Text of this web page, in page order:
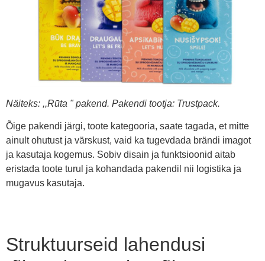
Näiteks: ,,Rūta " pakend. Pakendi tootja: Trustpack.
Õige pakendi järgi, toote kategooria, saate tagada, et mitte
ainult ohutust ja värskust, vaid ka tugevdada brändi imagot
ja kasutaja kogemus. Sobiv disain ja funktsioonid aitab
eristada toote turul ja kohandada pakendil nii logistika ja
mugavus kasutaja.
Struktuurseid lahendusi